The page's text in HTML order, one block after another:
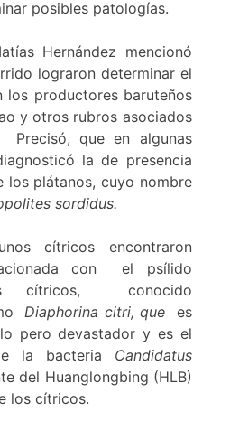
posibles patologías.
Hernández mencionó
lograron determinar el
los productores baruteños
y otros rubros asociados
Precisó, que en algunas
la de presencia
los plátanos, cuyo nombre
sordidus.
cítricos encontraron
con el psílido
cítricos, conocido
Diaphorina citri, que
es
pero devastador y es el
la bacteria Candidatus
del Huanglongbing (HLB)
los cítricos.